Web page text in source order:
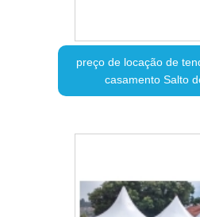
preço de locação de
casamento Salto